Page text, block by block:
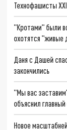
Технофашисты
"Кротами" были
охотятся "живые
Даня с Дашей
закончились
"Мы вас
объяснил
Новое